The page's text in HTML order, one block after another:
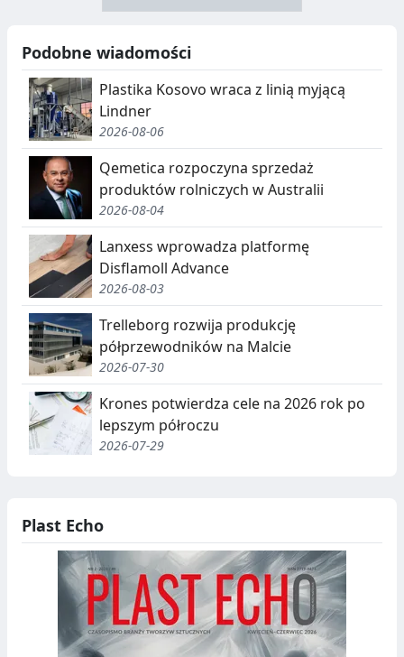
N
I
E
,
S
E
G
R
E
G
A
C
J
A
,
C
Y
K
L
B
U
C
J
A
O
Podobne wiadomości
Plastika Kosovo wraca z linią myjącą
Lindner
2026-08-06
Qemetica rozpoczyna sprzedaż
produktów rolniczych w Australii
2026-08-04
Lanxess wprowadza platformę
Disflamoll Advance
2026-08-03
Trelleborg rozwija produkcję
półprzewodników na Malcie
2026-07-30
Krones potwierdza cele na 2026 rok po
lepszym półroczu
2026-07-29
Plast Echo